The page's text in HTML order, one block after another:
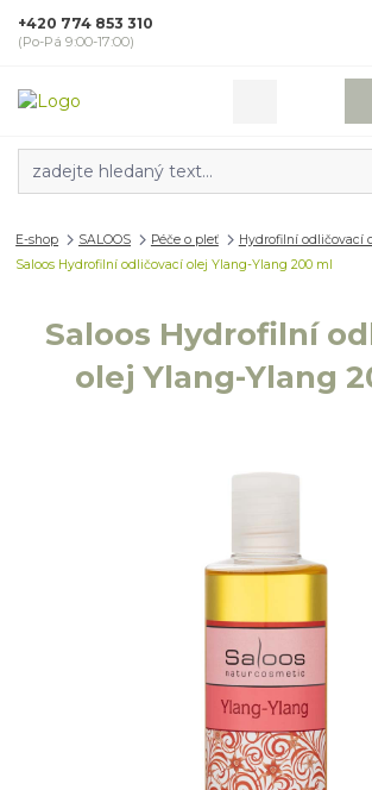
+420 774 853 310
(Po-Pá 9:00-17:00)
E-shop SALOOS Péče o pleť Hydrofilní odličovací
Saloos Hydrofilní odličovací olej Ylang-Ylang 200 ml
Saloos Hydrofilní
olej Ylang-Ylang